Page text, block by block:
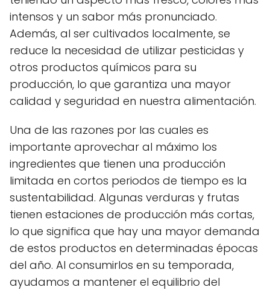
intensos y un sabor más pronunciado.
Además, al ser cultivados localmente, se
reduce la necesidad de utilizar pesticidas y
otros productos químicos para su
producción, lo que garantiza una mayor
calidad y seguridad en nuestra alimentación.
Una de las razones por las cuales es
importante aprovechar al máximo los
ingredientes que tienen una producción
limitada en cortos periodos de tiempo es la
sustentabilidad. Algunas verduras y frutas
tienen estaciones de producción más cortas,
lo que significa que hay una mayor demanda
de estos productos en determinadas épocas
del año. Al consumirlos en su temporada,
ayudamos a mantener el equilibrio del